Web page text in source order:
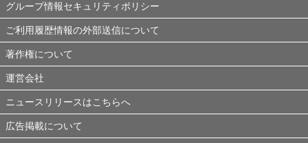
グループ情報セキュリティポリシー
ご利用履歴情報の外部送信について
著作権について
運営会社
ニュースリリースはこちらへ
広告掲載について